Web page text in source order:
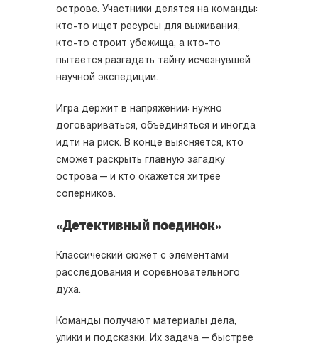
острове. Участники делятся на команды:
кто-то ищет ресурсы для выживания,
кто-то строит убежища, а кто-то
пытается разгадать тайну исчезнувшей
научной экспедиции.
Игра держит в напряжении: нужно
договариваться, объединяться и иногда
идти на риск. В конце выясняется, кто
сможет раскрыть главную загадку
острова — и кто окажется хитрее
соперников.
«Детективный поединок»
Классический сюжет с элементами
расследования и соревновательного
духа.
Команды получают материалы дела,
улики и подсказки. Их задача — быстрее